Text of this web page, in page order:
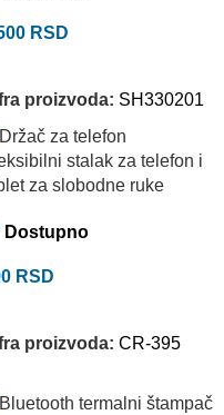
RSD
proizvoda: SH330201
stalak za telefon i
za slobodne ruke
Dostupno
RSD
proizvoda: CR-395